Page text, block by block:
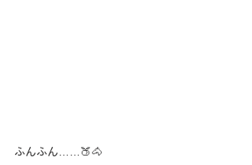
ふんふん……🍑🐴